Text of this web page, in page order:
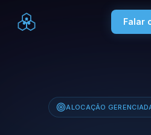
Falar
ALOCAÇÃO